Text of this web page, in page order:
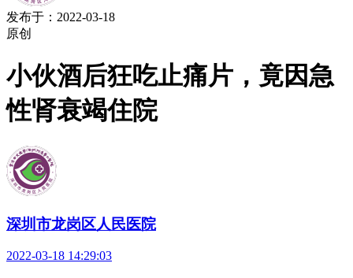
发布于：2022-03-18
原创
小伙酒后狂吃止痛片，竟因急
性肾衰竭住院
深圳市龙岗区人民医院
2022-03-18 14:29:03